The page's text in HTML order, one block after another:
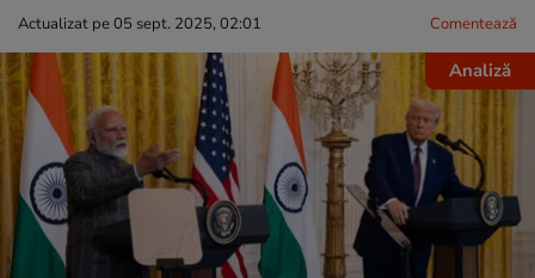
Actualizat pe 05 sept. 2025, 02:01 Comentează
Analiză